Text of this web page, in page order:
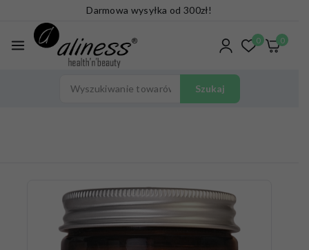
Darmowa wysyłka od 300zł!
0 0
Szukaj